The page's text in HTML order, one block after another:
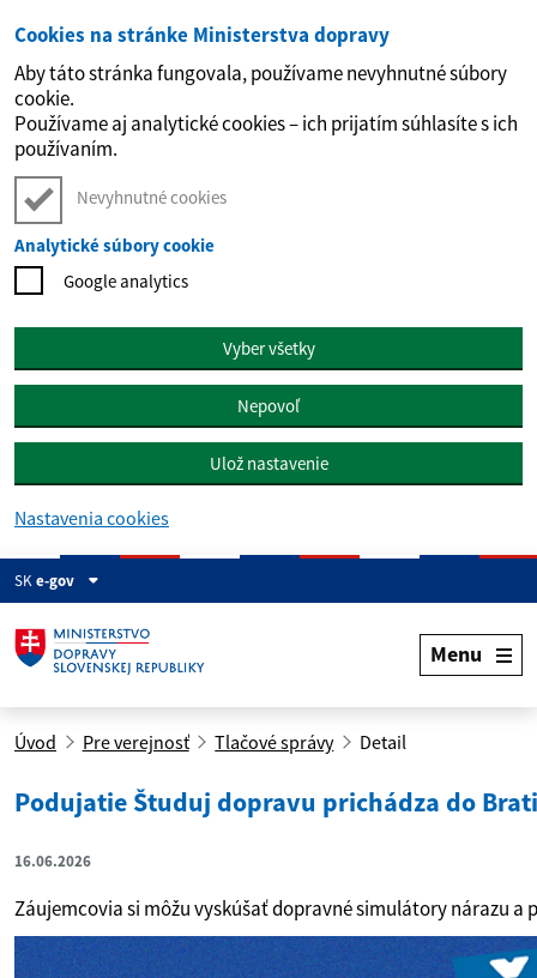
Preskočiť na hlavný obsah
Cookies na stránke Ministerstva dopravy
Aby táto stránka fungovala, používame nevyhnutné súbory
cookie.
Používame aj analytické cookies – ich prijatím súhlasíte s ich
používaním.
Nevyhnutné cookies
Analytické súbory cookie
Google analytics
Vyber všetky
Nepovoľ
Ulož nastavenie
Nastavenia cookies
SKe-gov
Menu
Úvod Pre verejnosť Tlačové správy Detail
Podujatie Študuj dopravu prichádza do
16.06.2026
Záujemcovia si môžu vyskúšať dopravné simulátory nárazu a